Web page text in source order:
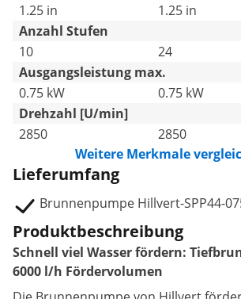
1.25 in
1.25 in
Anzahl Stufen
10
24
Ausgangsleistung max.
0.75 kW
0.75 kW
Drehzahl [U/min]
2850
2850
Weitere Merkmale
Lieferumfang
Brunnenpumpe Hillvert-SPP44-
Produktbeschreibung
Schnell viel Wasser fördern:
6000 l/h Fördervolumen